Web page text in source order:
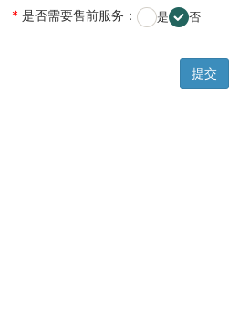
* 是否需要售前服务 ： 是 否
提交